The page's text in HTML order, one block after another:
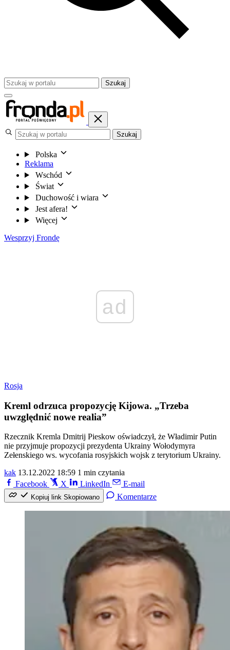
Szukaj
Szukaj
Polska
Reklama
Wschód
Świat
Duchowość i wiara
Jest afera!
Więcej
Wesprzyj Frondę
ad
Rosja
Kreml odrzuca propozycję Kijowa. „Trzeba
uwzględnić nowe realia”
Rzecznik Kremla Dmitrij Pieskow oświadczył, że Władimir Putin
nie przyjmuje propozycji prezydenta Ukrainy Wołodymyra
Zełenskiego ws. wycofania rosyjskich wojsk z terytorium Ukrainy.
kak 13.12.2022 18:59 1 min czytania
Facebook
X LinkedIn E-mail
Kopiuj link Skopiowano Komentarze